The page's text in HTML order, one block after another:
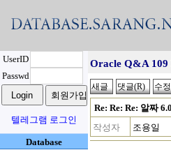
UserID
Passwd
텔레그램 로그인
Database
Oracle Q&A 109
Re: Re: Re: 알짜
작성자
조용일